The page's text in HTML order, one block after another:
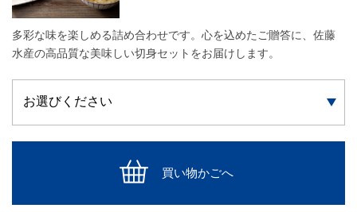
多彩な味を楽しめる詰め合わせです。心を込めたご贈答に、佐藤
水産の高品質な美味しい切身セットをお届けします。
買い物かごへ